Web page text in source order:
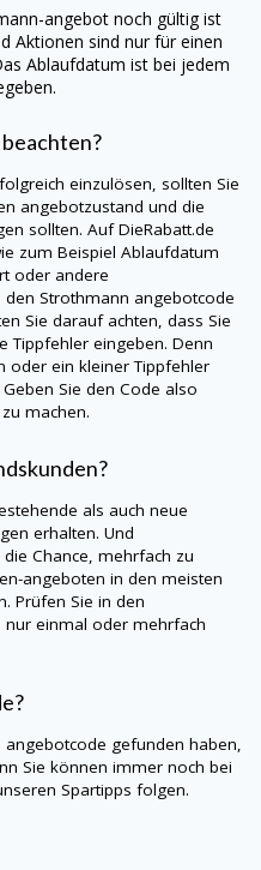
angebot noch gültig ist
Aktionen sind nur für einen
Ablaufdatum ist bei jedem
beachten?
einzulösen, sollten Sie
angebotzustand und die
sollten. AufDieRabatt.de
zum Beispiel Ablaufdatum
oder andere
den Strothmann angebotcode
Sie darauf achten, dass Sie
Tippfehler eingeben. Denn
oder ein kleiner Tippfehler
Sie den Code also
machen.
als auch neue
erhalten. Und
Chance, mehrfach zu
angeboten in den meisten
Prüfen Sie in den
einmal oder mehrfach
gefunden haben,
Sie können immer noch bei
Spartipps folgen.